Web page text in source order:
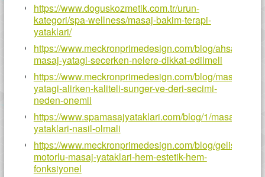
https://www.doguskozmetik.com.tr/urun-
kategori/spa-wellness/masaj-bakim-terapi-
yataklari/
https://www.meckronprimedesign.com/blog/ahsap-
masaj-yatagi-secerken-nelere-dikkat-edilmeli
https://www.meckronprimedesign.com/blog/masaj-
yatagi-alirken-kaliteli-sunger-ve-deri-secimi-
neden-onemli
https://www.spamasajyataklari.com/blog/1/masaj-
yataklari-nasil-olmali
https://www.meckronprimedesign.com/blog/gelismis-
motorlu-masaj-yataklari-hem-estetik-hem-
fonksiyonel